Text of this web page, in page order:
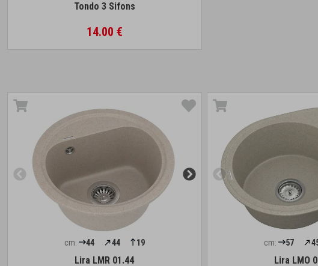
Tondo 3 Sifons
14.00 €
cm: 44 44 19
Lira LMR 01.44
cm: 57
Lira LMO